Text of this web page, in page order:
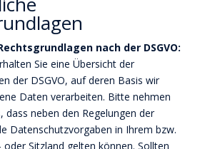
nach der DSGVO:
Sie eine Übersicht der
der DSGVO, auf deren Basis wir
Daten verarbeiten. Bitte nehmen
dass neben den Regelungen der
Datenschutzvorgaben in Ihrem bzw.
Sitzland gelten können. Sollten